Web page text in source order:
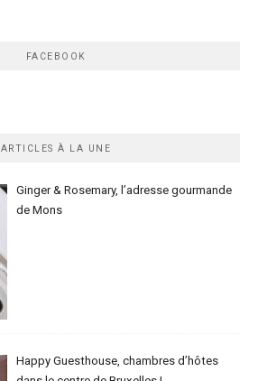
FACEBOOK
ARTICLES À LA UNE
Ginger & Rosemary, l’adresse gourmande
de Mons
Happy Guesthouse, chambres d’hôtes